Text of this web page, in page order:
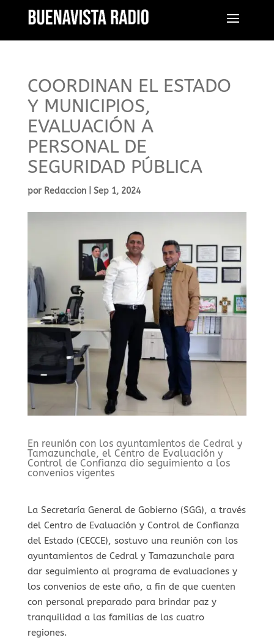
COORDINAN EL ESTADO
Y MUNICIPIOS,
EVALUACIÓN A
PERSONAL DE
SEGURIDAD PÚBLICA
por Redaccion| Sep 1, 2024
En reunión con los ayuntamientos de Cedral y
Tamazunchale, el Centro de Evaluación y
Control de Confianza dio seguimiento a los
convenios vigentes
La Secretaría General de Gobierno (SGG), a través
del Centro de Evaluación y Control de Confianza
del Estado (CECCE), sostuvo una reunión con los
ayuntamientos de Cedral y Tamazunchale para
dar seguimiento al programa de evaluaciones y
los convenios de este año, a fin de que cuenten
con personal preparado para brindar paz y
tranquilidad a las familias de las cuatro
regiones.